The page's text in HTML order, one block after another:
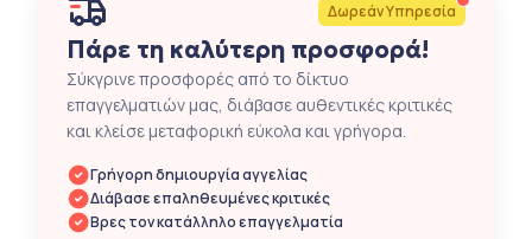
Δωρεάν Υπηρεσία
Πάρε τη καλύτερη προσφορά!
Σύκγρινε προσφορές από το δίκτυο
επαγγελματιών μας, διάβασε αυθεντικές κριτικές
και κλείσε μεταφορική εύκολα και γρήγορα.
Γρήγορη δημιουργία αγγελίας
Διάβασε επαληθευμένες κριτικές
Βρες τον κατάλληλο επαγγελματία